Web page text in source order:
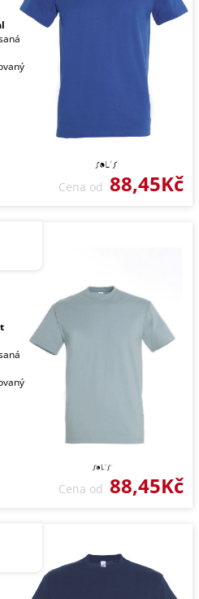
Cena od 88,45Kč
Cena od 88,45Kč